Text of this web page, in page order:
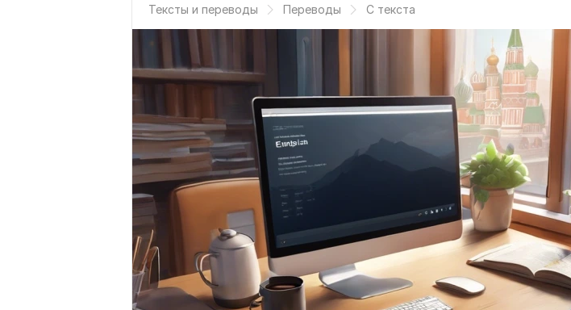
Тексты и переводы Переводы С текста